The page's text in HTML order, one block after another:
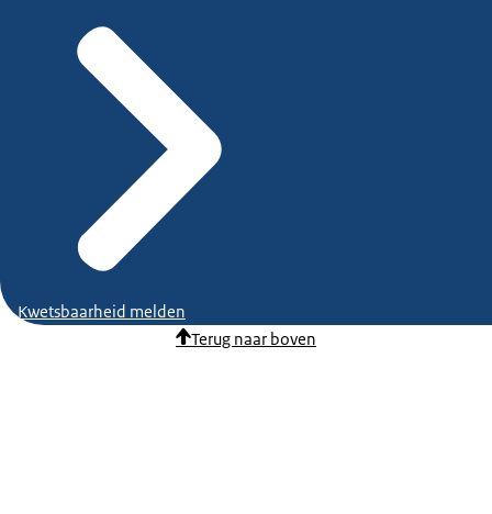
Kwetsbaarheid melden
Terug naar boven